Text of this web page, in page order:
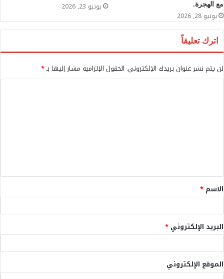
مع الهجرة.
يونيو 28, 2026
يونيو 23, 2026
اترك تعليقاً
لن يتم نشر عنوان بريدك الإلكتروني. الحقول الإلزامية مشار إليها بـ*
ق
*
الاسم *
البريد الإلكتروني *
الموقع الإلكتروني